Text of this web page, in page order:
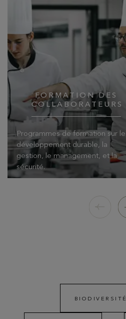
FORMATION DES
COLLABORATEURS
Programmes de formation sur le
développement durable, la
gestion, le management, et la
sécurité.
BIODIVERSITÉ